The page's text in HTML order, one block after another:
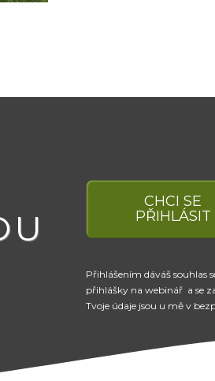
CHCI SE
PŘIHLÁSIT
Přihlášením dáváš souhlas
přihlášky na webinář a se
Tvoje údaje jsou u mě v